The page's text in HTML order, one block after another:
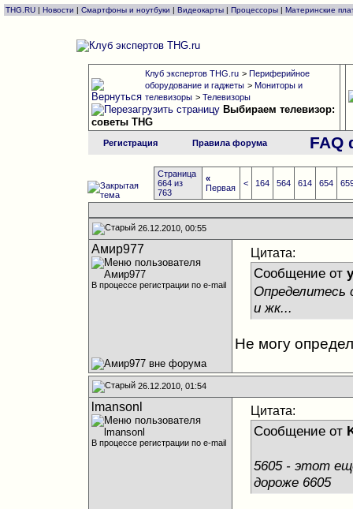
THG.RU | Новости | Смартфоны и ноутбуки | Видеокарты | Процессоры | Материнские
Клуб экспертов THG.ru > Периферийное
оборудование и гаджеты > Мониторы и
телевизоры > Телевизоры
Выбираем телевизор:
советы THG
Регистрация Правила форума FAQ
Страница
664 из
763
«
Первая
< 164 564 614 654
26.12.2010, 00:55
Амир977
В процессе регистрации по e-mail
Цитата:
Сообщение от
Определитесь
и жк...
Не могу
26.12.2010, 01:54
lmansonl
В процессе регистрации по e-mail
Цитата:
Сообщение от
5605 - этот
дороже 6605